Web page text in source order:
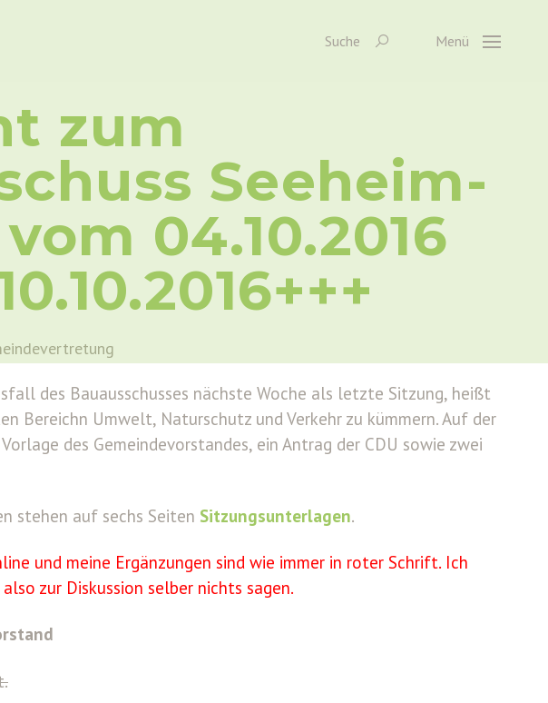
Suche Menü
zum
Seeheim-
04.10.2016
des Bauausschusses nächste Woche als letzte Sitzung, heißt
Bereichn Umwelt, Naturschutz und Verkehr zu kümmern. Auf der
des Gemeindevorstandes, ein Antrag der CDU sowie zwei
stehen auf sechs Seiten Sitzungsunterlagen.
und meine Ergänzungen sind wie immer in roter Schrift. Ich
zur Diskussion selber nichts sagen.